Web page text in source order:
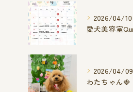
2026/04/10
2026/04/09
わたちゃん🍓